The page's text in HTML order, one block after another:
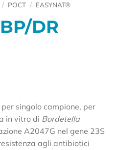
/ POCT / EASYNAT®
BP/DR
singolo campione, per
in vitro di Bordetella
A2047G nel gene 23S
agli antibiotici